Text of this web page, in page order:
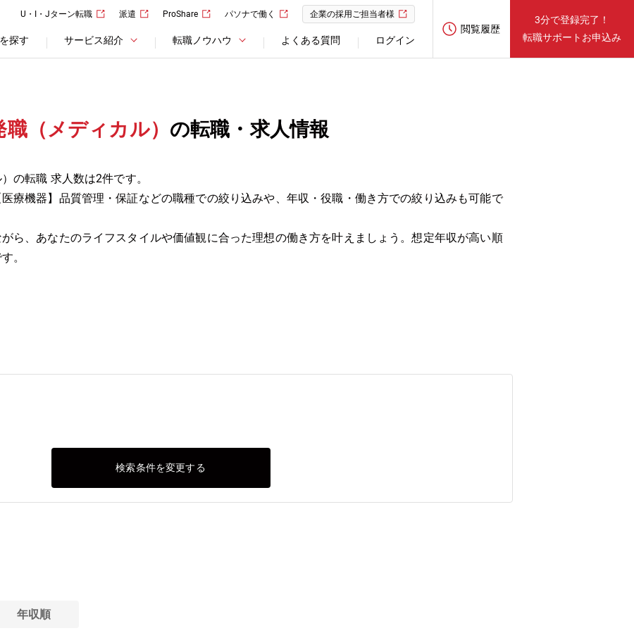
U・I・Jターン転職 派遣 ProShare パソナで働く 企業の採用ご担当者様
探す サービス紹介 転職ノウハウ よくある質問 ログイン
閲覧履歴
3分で登録完了！
転職サポートお申込み
（メディカル） の転職・求人情報
の転職 求人数は2件です。
療機器】品質管理・保証などの職種での絞り込みや、年収・役職・働き方での絞り込みも可能で
ら、あなたのライフスタイルや価値観に合った理想の働き方を叶えましょう。想定年収が高い順
。
検索条件を変更する
年収順